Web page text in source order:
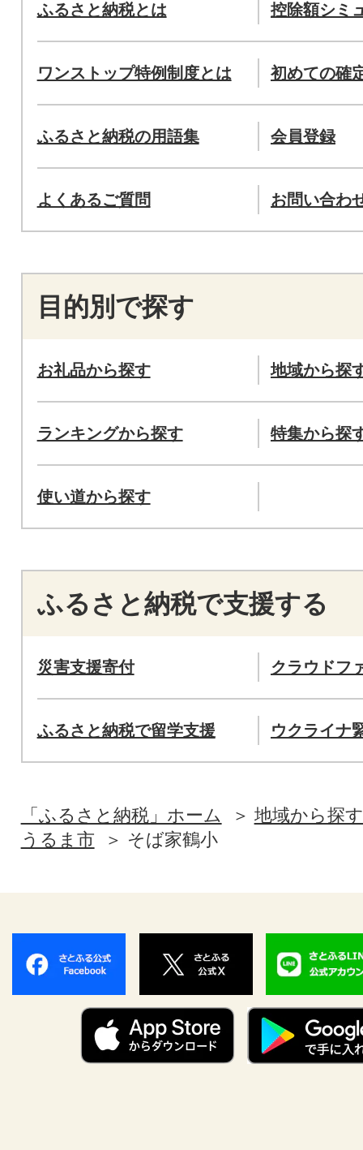
ふるさと納税とは 控除額シミ
ワンストップ特例制度とは 初めての確
ふるさと納税の用語集 会員登録
よくあるご質問 お問い合わ
目的別で探す
お礼品から探す 地域から探
ランキングから探す 特集から探
使い道から探す
ふるさと納税で支援する
災害支援寄付 クラウドフ
ふるさと納税で留学支援 ウクライナ
「ふるさと納税」ホーム
地域から探す
うるま市
そば家鶴小